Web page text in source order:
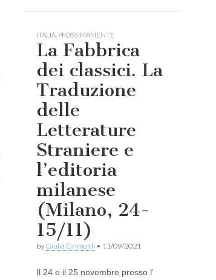
ITALIA PROSSIMAMENTE
La Fabbrica
dei classici. La
Traduzione
delle
Letterature
Straniere e
l’editoria
milanese
(Milano, 24-
15/11)
by Giulia Grimoldi • 11/09/2021
Il 24 e il 25 novembre presso l’